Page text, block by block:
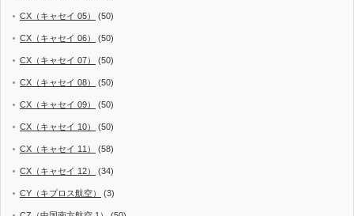
CX（キャセイ 05） (50)
CX（キャセイ 06） (50)
CX（キャセイ 07） (50)
CX（キャセイ 08） (50)
CX（キャセイ 09） (50)
CX（キャセイ 10） (50)
CX（キャセイ 11） (58)
CX（キャセイ 12） (34)
CY（キプロス航空） (3)